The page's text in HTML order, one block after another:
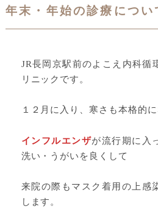
年末・年始の診療につい
JR長岡京駅前のよこえ内科循
リニックです。
１２月に入り、寒さも本格的
インフルエンザが流行期に入
洗い・うがいを良くして
来院の際もマスク着用の上感
します。